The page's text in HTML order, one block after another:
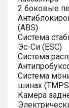
2 боковые
(ABS)
Система
Эс-Си (ESC)
Система
Система
шинах
Камера